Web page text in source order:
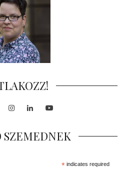
Instagram
LinkedInYoutube
SZEMEDNEK
*indicates required